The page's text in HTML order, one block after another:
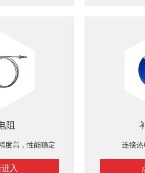
阻
度高，性能稳定
入
连接